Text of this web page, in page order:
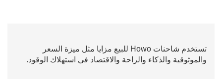
تستخدم شاحنات Howo للبيع مزايا مثل ميزة السعر
والموثوقية والذكاء والراحة والاقتصاد في استهلاك الوقود.